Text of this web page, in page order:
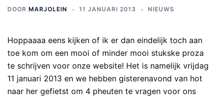
DOOR MARJOLEIN 11 JANUARI 2013 NIEUWS
Hoppaaaa eens kijken of ik er dan eindelijk toch aan
toe kom om een mooi of minder mooi stukske proza
te schrijven voor onze website! Het is namelijk vrijdag
11 januari 2013 en we hebben gisterenavond van hot
naar her gefietst om 4 pheuten te vragen voor ons